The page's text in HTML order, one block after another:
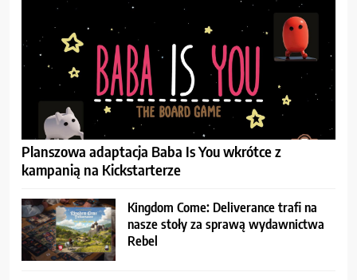
Planszowa adaptacja Baba Is You wkrótce z
kampanią na Kickstarterze
Kingdom Come: Deliverance trafi na
nasze stoły za sprawą wydawnictwa
Rebel